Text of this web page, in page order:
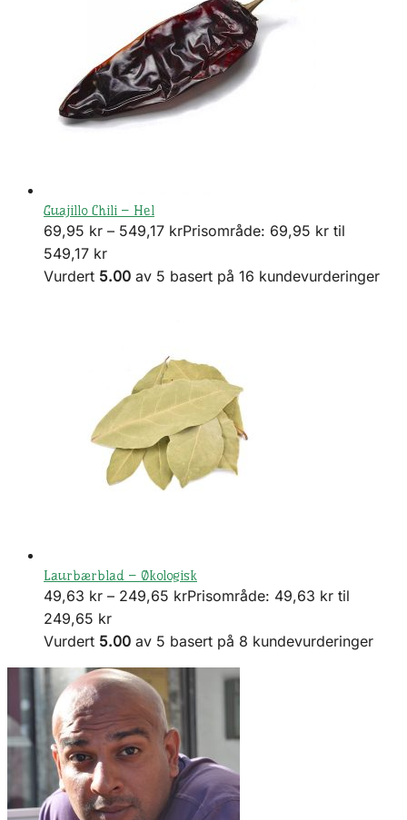
Guajillo Chili – Hel
69,95 kr – 549,17 krPrisområde: 69,95 kr til
549,17 kr
Vurdert 5.00 av 5 basert på 16 kundevurderinger
Laurbærblad – Økologisk
49,63 kr – 249,65 krPrisområde: 49,63 kr til
249,65 kr
Vurdert 5.00 av 5 basert på 8 kundevurderinger